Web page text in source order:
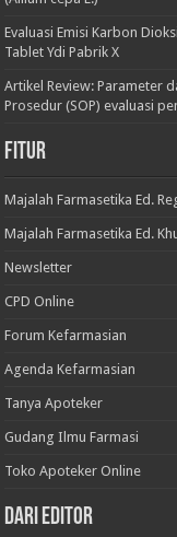
Evaluasi Emisi Karbon
Tablet Ydi Pabrik X
Artikel Review: Parameter
Prosedur (SOP) evaluasi
Fitur
Majalah Farmasetika Ed.
Majalah Farmasetika Ed.
Newsletter
CPD Online
Forum Kefarmasian
Agenda Kefarmasian
Tanya Apoteker
Gudang Ilmu Farmasi
Toko Apoteker Online
Dari Editor